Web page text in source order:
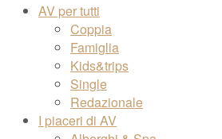
AV per tutti
Coppia
Famiglia
Kids&trips
Single
Redazionale
I piaceri di AV